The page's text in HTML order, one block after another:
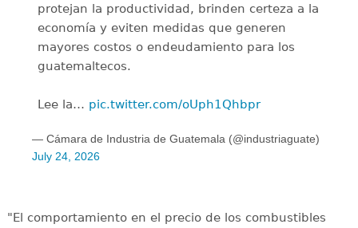
protejan la productividad, brinden certeza a la
economía y eviten medidas que generen
mayores costos o endeudamiento para los
guatemaltecos.
Lee la… pic.twitter.com/oUph1Qhbpr
— Cámara de Industria de Guatemala (@industriaguate)
July 24, 2026
"El comportamiento en el precio de los combustibles